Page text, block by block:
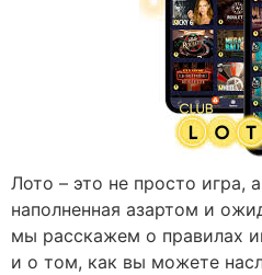
Лото – это не просто игра,
наполненная азартом и
мы расскажем о правилах
и о том, как вы можете